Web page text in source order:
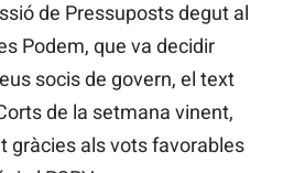
de Pressuposts degut al
Podem, que va decidir
socis de govern, el text
de la setmana vinent,
gràcies als vots favorables